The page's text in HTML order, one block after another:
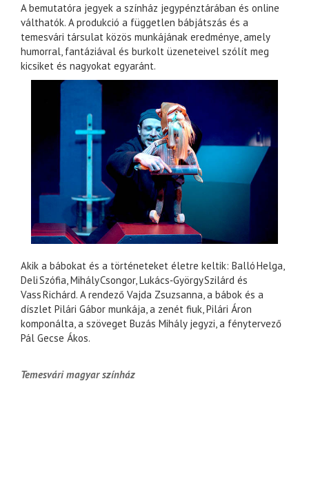
A bemutatóra jegyek a színház jegypénztárában és online
válthatók. A produkció a független bábjátszás és a
temesvári társulat közös munkájának eredménye, amely
humorral, fantáziával és burkolt üzeneteivel szólít meg
kicsiket és nagyokat egyaránt.
Akik a bábokat és a történeteket életre keltik: Balló Helga,
Deli Szófia, Mihály Csongor, Lukács‑György Szilárd és
Vass Richárd. A rendező Vajda Zsuzsanna, a bábok és a
díszlet Pilári Gábor munkája, a zenét fiuk, Pilári Áron
komponálta, a szöveget Buzás Mihály jegyzi, a fénytervező
Pál Gecse Ákos.
Temesvári magyar színház